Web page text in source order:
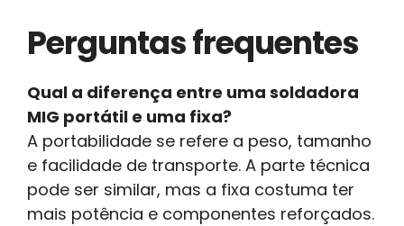
Perguntas frequentes
Qual a diferença entre uma soldadora
MIG portátil e uma fixa?
A portabilidade se refere a peso, tamanho
e facilidade de transporte. A parte técnica
pode ser similar, mas a fixa costuma ter
mais potência e componentes reforçados.